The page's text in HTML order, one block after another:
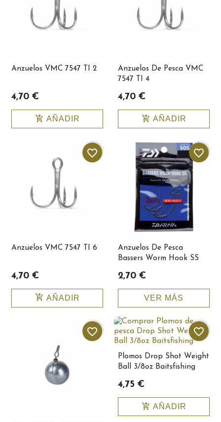
Anzuelos VMC 7547 TI 2
4,70 €
add_shopping_cart AÑADIR
Anzuelos De Pesca VMC
7547 TI 4
4,70 €
add_shopping_cart AÑADIR
Anzuelos VMC 7547 TI 6
4,70 €
add_shopping_cart AÑADIR
favorite_border
Anzuelos De Pesca
Bassers Worm Hook SS
2,70 €
VER MÁS
favorite_border
favorite_border
Plomos Drop Shot Weight
Ball 3/8oz Baitsfishing
4,75 €
add_shopping_cart AÑADIR
favorite_border